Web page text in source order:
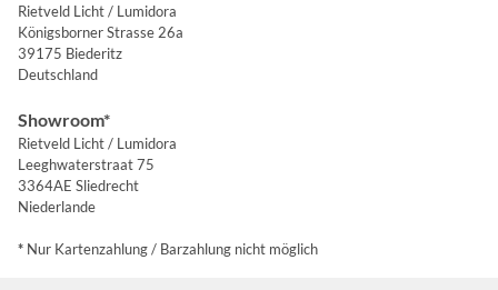
Rietveld Licht / Lumidora
Königsborner Strasse 26a
39175 Biederitz
Deutschland
Showroom*
Rietveld Licht / Lumidora
Leeghwaterstraat 75
3364AE Sliedrecht
Niederlande
* Nur Kartenzahlung / Barzahlung nicht möglich